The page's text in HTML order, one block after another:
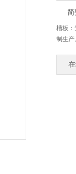
简
槽板：
制生产